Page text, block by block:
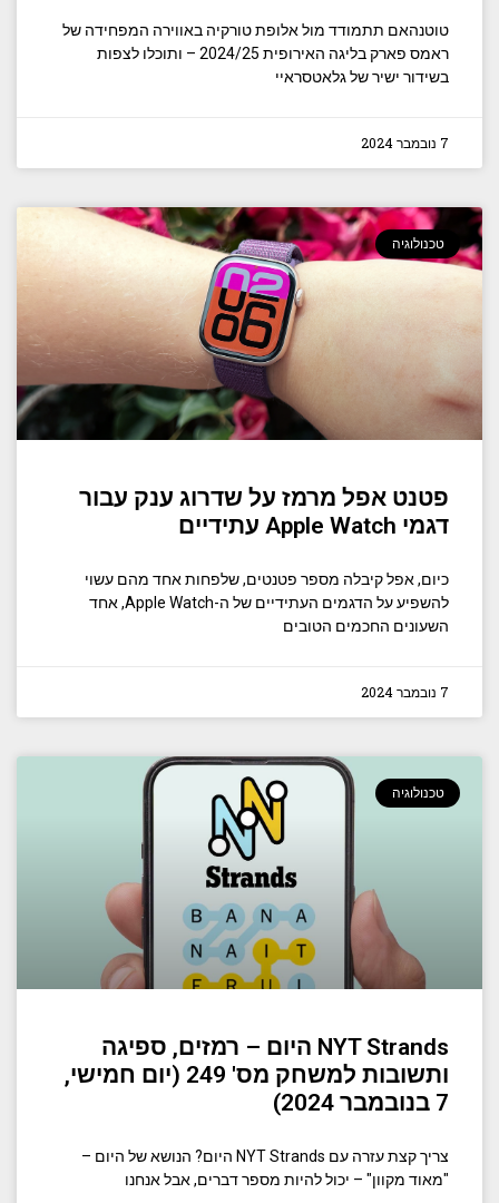
טוטנהאם תתמודד מול אלופת טורקיה באווירה המפחידה של
ראמס פארק בליגה האירופית 2024/25 – ותוכלו לצפות
בשידור ישיר של גלאטסראיי
7 נובמבר 2024
טכנולוגיה
פטנט אפל מרמז על שדרוג ענק עבור
דגמי Apple Watch עתידיים
כיום, אפל קיבלה מספר פטנטים, שלפחות אחד מהם עשוי
להשפיע על הדגמים העתידיים של ה-Apple Watch, אחד
השעונים החכמים הטובים
7 נובמבר 2024
טכנולוגיה
NYT Strands היום – רמזים, ספיגה
ותשובות למשחק מס' 249 (יום חמישי,
7 בנובמבר 2024)
צריך קצת עזרה עם NYT Strands היום? הנושא של היום –
"מאוד מקוון" – יכול להיות מספר דברים, אבל אנחנו